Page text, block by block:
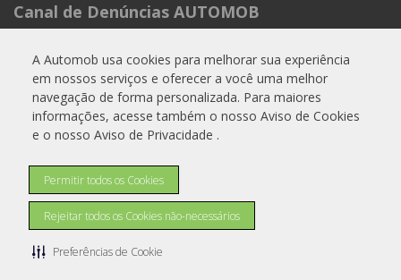
A Automob usa cookies para melhorar sua experiência
em nossos serviços e oferecer a você uma melhor
navegação de forma personalizada. Para maiores
informações, acesse também o nosso Aviso de Cookies
e o nosso Aviso de Privacidade .
Permitir todos os Cookies
Rejeitar todos os Cookies não-necessários
Preferências de Cookie
Canal de Denúncias AUTOMOB
Telefone: 0800 288 6662
E-mail:experiencia.cliente@automob.com.br
AutoForce - Todos os direitos reservados.
Como a A.R Motors trata os Dados Pessoais (LGPD)
Aviso de Privacidade